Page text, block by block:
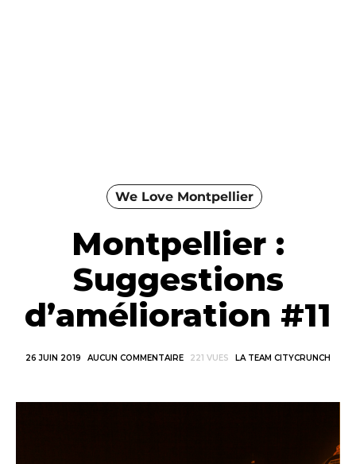
We Love Montpellier
Montpellier :
Suggestions
d’amélioration #11
26 JUIN 2019 AUCUN COMMENTAIRE 221 VUES LA TEAM CITYCRUNCH